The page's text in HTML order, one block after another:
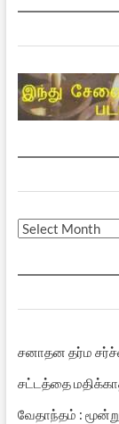
முந்தைய
சனாதன தர்ம
சட்டத்தை
வேதாந்தம் :